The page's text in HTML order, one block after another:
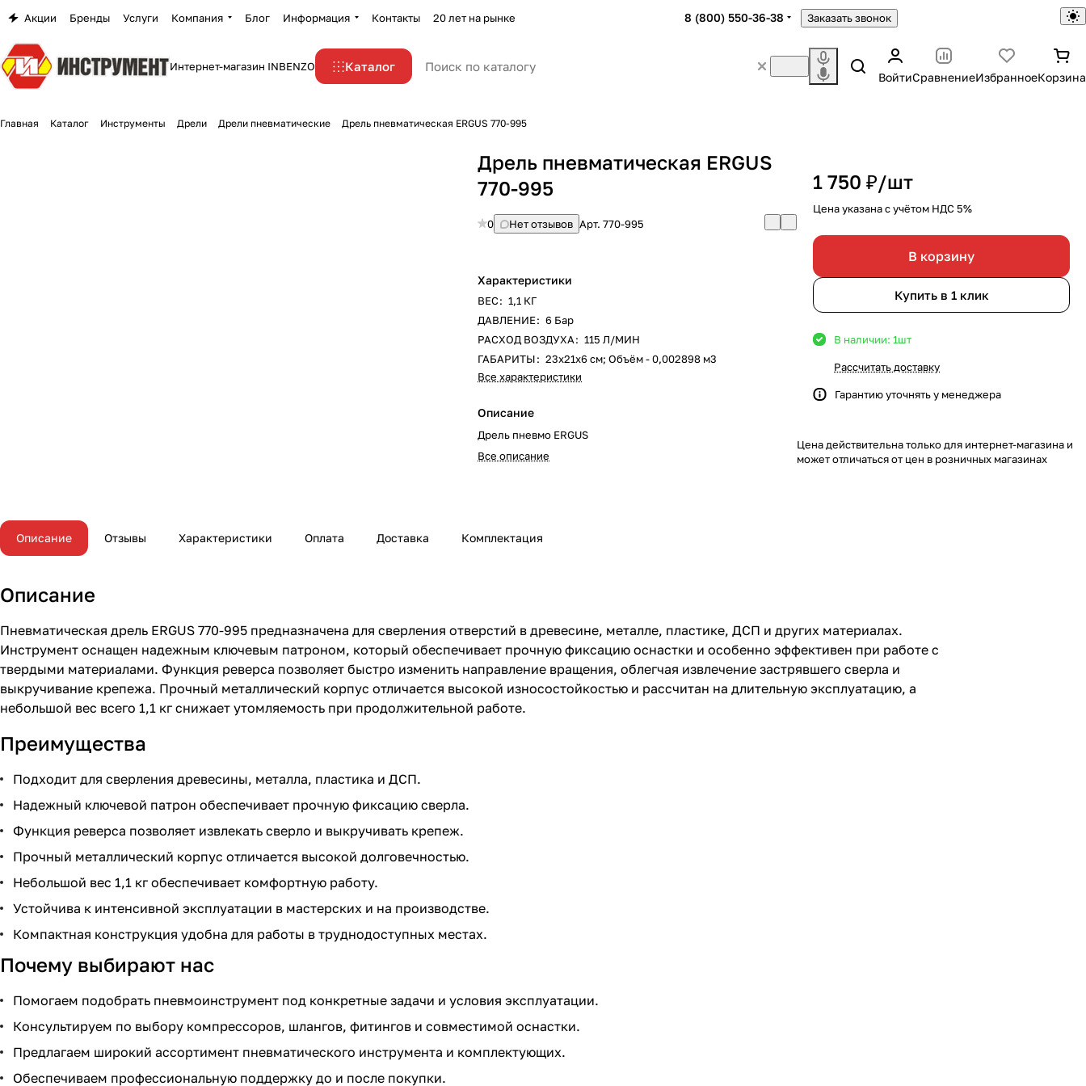
Акции Бренды Услуги Компания Блог Информация Контакты 20 лет на рынке 8 (800) 550-36-38 Заказать звонок
Интернет-магазин INBENZO Каталог
ВойтиСравнениеИзбранноеКорзина
Главная Каталог Инструменты Дрели Дрели пневматические Дрель пневматическая ERGUS 770-995
Дрель пневматическая ERGUS
770-995
0 Нет отзывов Арт.770-995
Характеристики
ВЕС: 1,1 КГ
ДАВЛЕНИЕ: 6 Бар
РАСХОД ВОЗДУХА: 115 Л/МИН
ГАБАРИТЫ: 23х21х6 см; Объём - 0,002898 м3
Все характеристики
Описание
Дрель пневмо ERGUS
Все описание
1 750 ₽/шт
Цена указана с учётом НДС 5%
В корзину
Купить в 1 клик
В наличии: 1шт
Рассчитать доставку
Гарантию уточнять у менеджера
Цена действительна только для интернет-магазина и
может отличаться от цен в розничных магазинах
Описание Отзывы Характеристики Оплата Доставка Комплектация
Описание
Пневматическая дрель ERGUS 770-995 предназначена для сверления отверстий в древесине, металле, пластике, ДСП и других материалах.
Инструмент оснащен надежным ключевым патроном, который обеспечивает прочную фиксацию оснастки и особенно эффективен при работе с
твердыми материалами. Функция реверса позволяет быстро изменить направление вращения, облегчая извлечение застрявшего сверла и
выкручивание крепежа. Прочный металлический корпус отличается высокой износостойкостью и рассчитан на длительную эксплуатацию, а
небольшой вес всего 1,1 кг снижает утомляемость при продолжительной работе.
Преимущества
Подходит для сверления древесины, металла, пластика и ДСП.
Надежный ключевой патрон обеспечивает прочную фиксацию сверла.
Функция реверса позволяет извлекать сверло и выкручивать крепеж.
Прочный металлический корпус отличается высокой долговечностью.
Небольшой вес 1,1 кг обеспечивает комфортную работу.
Устойчива к интенсивной эксплуатации в мастерских и на производстве.
Компактная конструкция удобна для работы в труднодоступных местах.
Почему выбирают нас
Помогаем подобрать пневмоинструмент под конкретные задачи и условия эксплуатации.
Консультируем по выбору компрессоров, шлангов, фитингов и совместимой оснастки.
Предлагаем широкий ассортимент пневматического инструмента и комплектующих.
Обеспечиваем профессиональную поддержку до и после покупки.